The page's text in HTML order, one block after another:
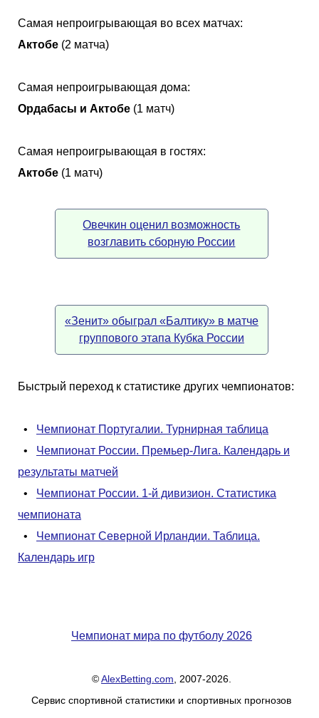
Самая непроигрывающая во всех матчах:
Актобе (2 матча)
Самая непроигрывающая дома:
Ордабасы и Актобе (1 матч)
Самая непроигрывающая в гостях:
Актобе (1 матч)
Овечкин оценил возможность
возглавить сборную России
«Зенит» обыграл «Балтику» в матче
группового этапа Кубка России
Быстрый переход к статистике других чемпионатов:
• Чемпионат Португалии. Турнирная таблица
• Чемпионат России. Премьер-Лига. Календарь и
результаты матчей
• Чемпионат России. 1-й дивизион. Статистика
чемпионата
• Чемпионат Северной Ирландии. Таблица.
Календарь игр
Чемпионат мира по футболу 2026
©AlexBetting.com , 2007-2026.
Сервис спортивной статистики и спортивных прогнозов